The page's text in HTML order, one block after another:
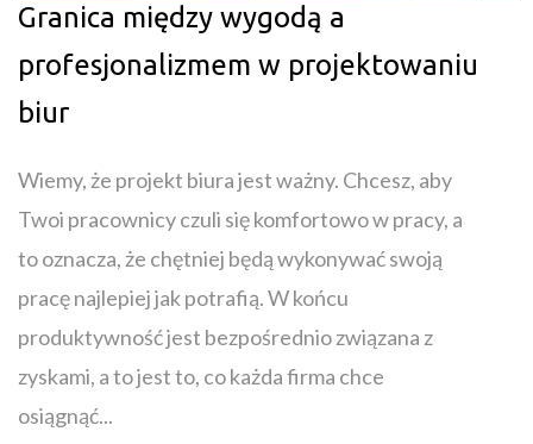
Granica między wygodą a
profesjonalizmem w projektowaniu
biur
Wiemy, że projekt biura jest ważny. Chcesz, aby
Twoi pracownicy czuli się komfortowo w pracy, a
to oznacza, że chętniej będą wykonywać swoją
pracę najlepiej jak potrafią. W końcu
produktywność jest bezpośrednio związana z
zyskami, a to jest to, co każda firma chce
osiągnąć...